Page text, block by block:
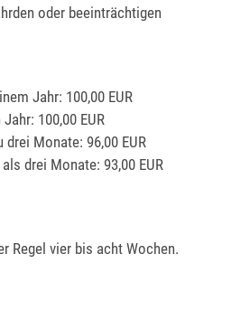
oder beeinträchtigen
Jahr: 100,00 EUR
100,00 EUR
Monate: 96,00 EUR
drei Monate: 93,00 EUR
Regel vier bis acht Wochen.